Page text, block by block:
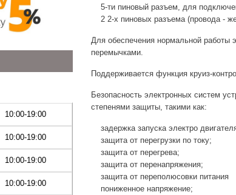
10:00-19:00
10:00-19:00
10:00-19:00
10:00-19:00
5-ти пиновый разъем, для
2 2-х пиновых разъема (провода -
Для обеспечения нормальной работы
перемычками.
Поддерживается функция круиз-
Безопасность электронных систем
степенями защиты, такими как:
задержка запуска электро
защита от перегрузки по току;
защита от перегрева;
защита от перенапряжения;
защита от переполюсовки питания
пониженное напряжение;